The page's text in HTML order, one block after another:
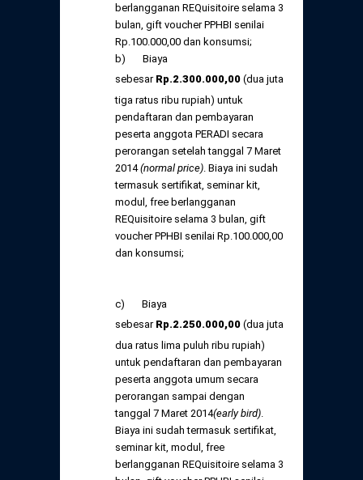
berlangganan REQuisitoire selama 3
bulan, gift voucher PPHBI senilai
Rp.100.000,00 dan konsumsi;
b) Biaya
sebesar Rp.2.300.000,00 (dua juta
tiga ratus ribu rupiah) untuk
pendaftaran dan pembayaran
peserta anggota PERADI secara
perorangan setelah tanggal 7 Maret
2014(normal price) . Biaya ini sudah
termasuk sertifikat, seminar kit,
modul, free berlangganan
REQuisitoire selama 3 bulan, gift
voucher PPHBI senilai Rp.100.000,00
dan konsumsi;
c) Biaya
sebesar Rp.2.250.000,00 (dua juta
dua ratus lima puluh ribu rupiah)
untuk pendaftaran dan pembayaran
peserta anggota umum secara
perorangan sampai dengan
tanggal 7 Maret 2014(early bird)
Biaya ini sudah termasuk sertifikat,
seminar kit, modul, free
berlangganan REQuisitoire selama 3